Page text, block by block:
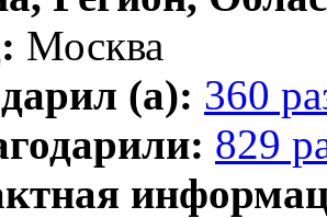
Москва
(а): 360
829